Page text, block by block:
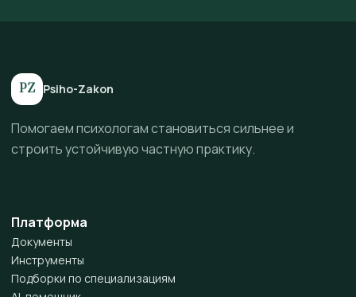
PZ Psiho-Zakon
Помогаем психологам становиться сильнее и
строить устойчивую частную практику.
Платформа
Документы
Инструменты
Подборки по специализациям